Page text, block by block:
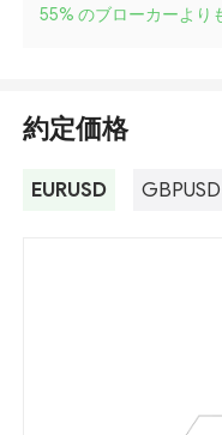
55% のブローカーより
約定価格
EURUSD GBPUSD